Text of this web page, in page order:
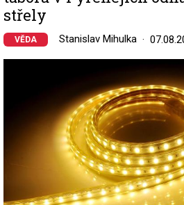
střely
VĚDA Stanislav Mihulka